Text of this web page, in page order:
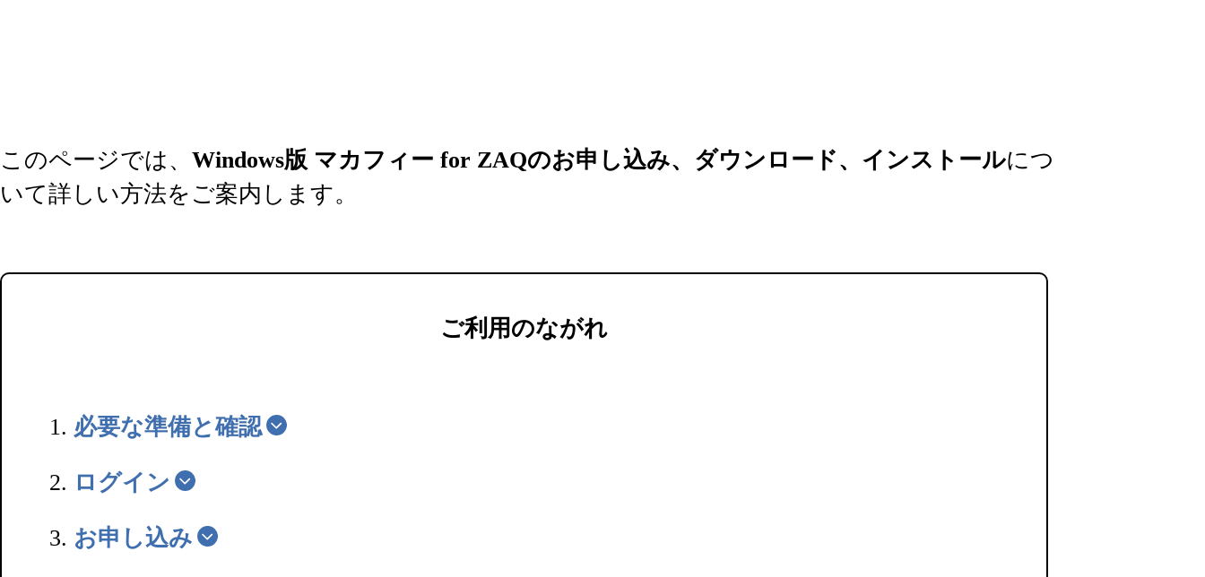
このページでは、 Windows版 マカフィー for ZAQのお申し込み、ダウンロード、インストールにつ
いて詳しい方法をご案内します。
ご利用のながれ
必要な準備と確認
ログイン
お申し込み